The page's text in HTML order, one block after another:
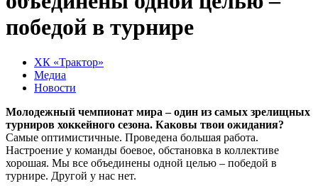
победой в турнире
ХК «Трактор»
Медиа
Новости
Молодежный чемпионат мира – один из самых зрелищных
турниров хоккейного сезона. Каковы твои ожидания?
Самые оптимистичные. Проведена большая работа.
Настроение у команды боевое, обстановка в коллективе
хорошая. Мы все объединены одной целью – победой в
турнире. Другой у нас нет.